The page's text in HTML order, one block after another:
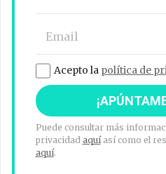
Acepto la política de
Puede consultar más
privacidad aquíasí como el
aquí.